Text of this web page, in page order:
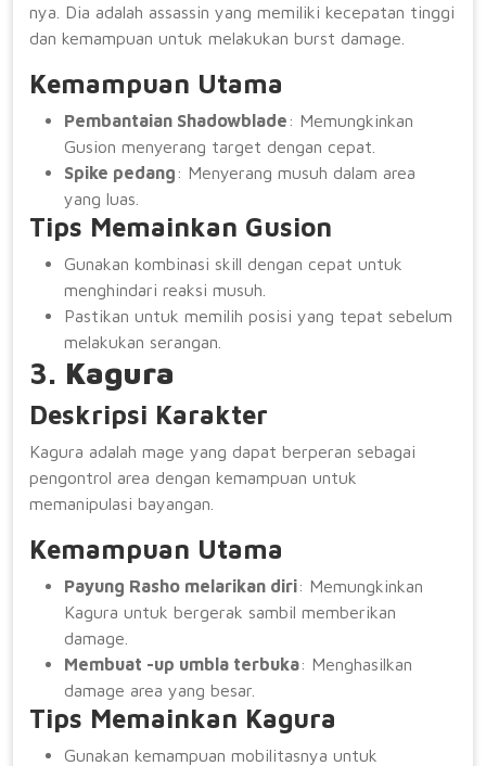
nya. Dia adalah assassin yang memiliki kecepatan tinggi
dan kemampuan untuk melakukan burst damage.
Kemampuan Utama
Pembantaian Shadowblade: Memungkinkan
Gusion menyerang target dengan cepat.
Spike pedang: Menyerang musuh dalam area
yang luas.
Tips Memainkan Gusion
Gunakan kombinasi skill dengan cepat untuk
menghindari reaksi musuh.
Pastikan untuk memilih posisi yang tepat sebelum
melakukan serangan.
3. Kagura
Deskripsi Karakter
Kagura adalah mage yang dapat berperan sebagai
pengontrol area dengan kemampuan untuk
memanipulasi bayangan.
Kemampuan Utama
Payung Rasho melarikan diri: Memungkinkan
Kagura untuk bergerak sambil memberikan
damage.
Membuat -up umbla terbuka: Menghasilkan
damage area yang besar.
Tips Memainkan Kagura
Gunakan kemampuan mobilitasnya untuk